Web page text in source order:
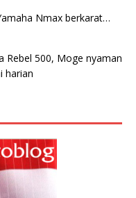
Nmax berkarat…
Rebel 500, Moge nyaman
harian